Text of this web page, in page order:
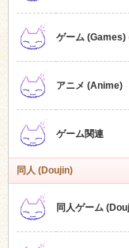
ゲーム (Games)
アニメ (Anime)
ゲーム関連
同人 (Doujin)
同人ゲーム